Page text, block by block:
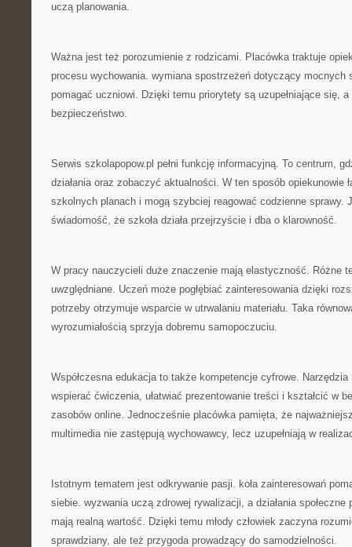
uczą planowania.
Ważna jest też porozumienie z rodzicami. Placówka traktuje
procesu wychowania. wymiana spostrzeżeń dotyczący mocnych
pomagać uczniowi. Dzięki temu priorytety są uzupełniające się,
bezpieczeństwo.
Serwis szkolapopow.pl pełni funkcję informacyjną. To centrum,
działania oraz zobaczyć aktualności. W ten sposób opiekunowie
szkolnych planach i mogą szybciej reagować codzienne sprawy.
świadomość, że szkoła działa przejrzyście i dba o klarowność.
W pracy nauczycieli duże znaczenie mają elastyczność. Różne
uwzględniane. Uczeń może pogłębiać zainteresowania dzięki
potrzeby otrzymuje wsparcie w utrwalaniu materiału. Taka
wyrozumiałością sprzyja dobremu samopoczuciu.
Współczesna edukacja to także kompetencje cyfrowe.
wspierać ćwiczenia, ułatwiać prezentowanie treści i kształcić w
zasobów online. Jednocześnie placówka pamięta, że
multimedia nie zastępują wychowawcy, lecz uzupełniają w
Istotnym tematem jest odkrywanie pasji. koła zainteresowań
siebie. wyzwania uczą zdrowej rywalizacji, a działania
mają realną wartość. Dzięki temu młody człowiek zaczyna
sprawdziany, ale też przygoda prowadzący do samodzielności.